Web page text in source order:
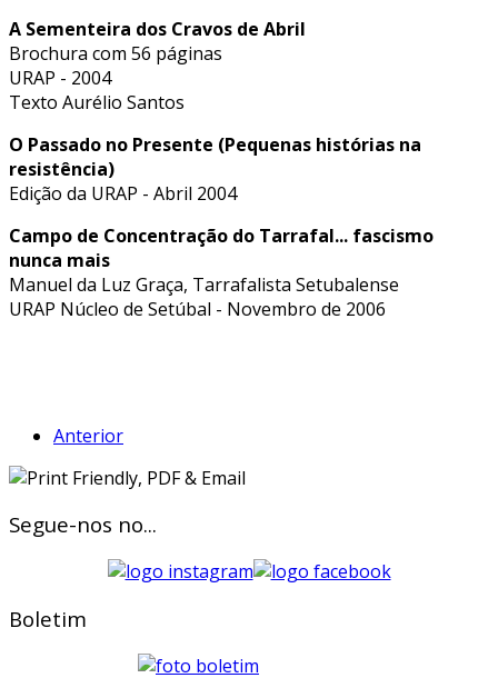
A Sementeira dos Cravos de Abril
Brochura com 56 páginas
URAP - 2004
Texto Aurélio Santos
O Passado no Presente (Pequenas histórias na
resistência)
Edição da URAP - Abril 2004
Campo de Concentração do Tarrafal... fascismo
nunca mais
Manuel da Luz Graça, Tarrafalista Setubalense
URAP Núcleo de Setúbal - Novembro de 2006
Anterior
Segue-nos no...
Boletim